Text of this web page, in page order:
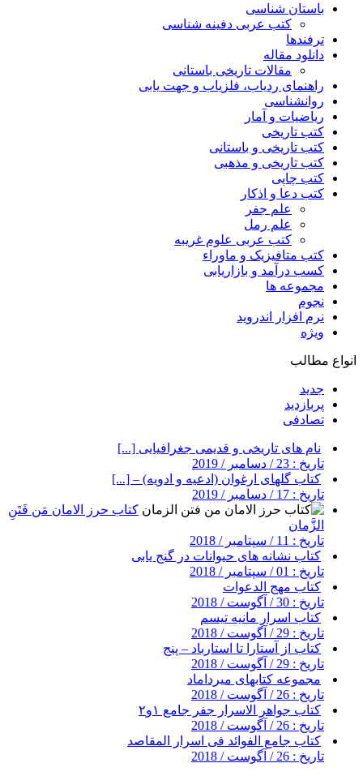
باستان شناسی
کتب عربی دفینه شناسی
ترفندها
دانلود مقاله
مقالات تاریخی باستانی
راهنمای ردیاب، فلزیاب و جهت یابی
روانشناسی
ریاضیات و آمار
کتب تاریخی
کتب تاریخی و باستانی
کتب تاریخی و مذهبی
کتب چاپی
کتب دعا و اذکار
علم جفر
علم رمل
کتب عربی علوم غریبه
کتب متافیزیک و ماوراء
کسب درآمد و بازاریابی
مجموعه ها
نجوم
نرم افزار اندروید
ویژه
انواع مطالب
جدید
پربازدید
تصادفی
نام های تاریخی و قدیمی جغرافیایی [...]
تاریخ : 23 / دسامبر / 2019
کتاب گلهای ارغوان (ادعیه و ادویه) – [...]
تاریخ : 17 / دسامبر / 2019
کتاب حرز الامان مَن فَتَنِ
الزَّمان
تاریخ : 11 / سپتامبر / 2018
کتاب نشانه های حیوانات در گنج یابی
تاریخ : 01 / سپتامبر / 2018
کتاب مهج الدعوات
تاریخ : 30 / آگوست / 2018
کتاب اسرار مانیه تیسم
تاریخ : 29 / آگوست / 2018
کتاب از آستارا تا استارباد – پنج
تاریخ : 29 / آگوست / 2018
مجموعه کتابهای میرداماد
تاریخ : 26 / آگوست / 2018
کتاب جواهر الاسرار جفر جامع ۱و۲
تاریخ : 26 / آگوست / 2018
کتاب جامع الفوائد فی اسرار المقاصد
تاریخ : 26 / آگوست / 2018